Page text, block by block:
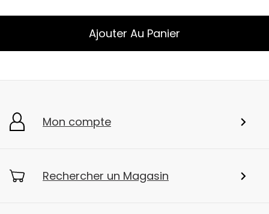
Ajouter Au Panier
Mon compte
Rechercher un Magasin